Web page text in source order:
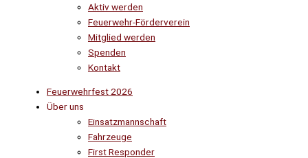
Aktiv werden
Feuerwehr-Förderverein
Mitglied werden
Spenden
Kontakt
Feuerwehrfest 2026
Über uns
Einsatzmannschaft
Fahrzeuge
First Responder